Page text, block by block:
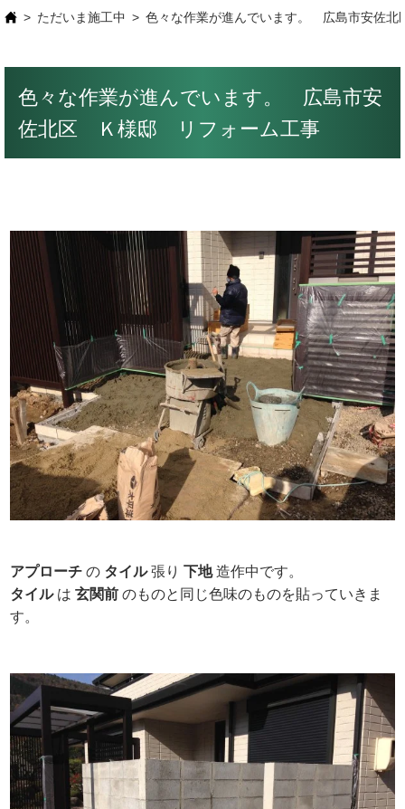
ただいま施工中 色々な作業が進んでいます。 広島市安佐
色々な作業が進んでいます。 広島市安
佐北区 Ｋ様邸 リフォーム工事
アプローチの タイル張り下地造作中です。
タイル は玄関前のものと同じ色味のものを貼っていきま
す。